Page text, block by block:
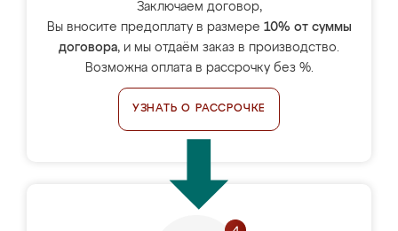
Заключаем договор,
Вы вносите предоплату в размере 10% от суммы
договора, и мы отдаём заказ в производство.
Возможна оплата в рассрочку без %.
УЗНАТЬ О РАССРОЧКЕ